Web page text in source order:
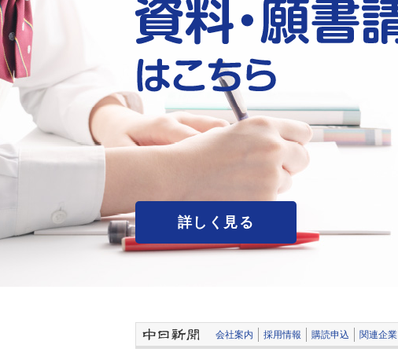
詳しく見る
会社案内 採用情報 購読申込 関連企業